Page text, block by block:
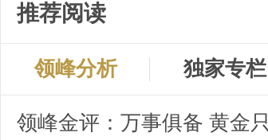
推荐阅读
领峰分析 独家专栏